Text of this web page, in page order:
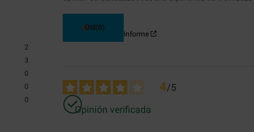
2
3
0
0
0
Útil (0)
Informe
4/5
Opinión verificada